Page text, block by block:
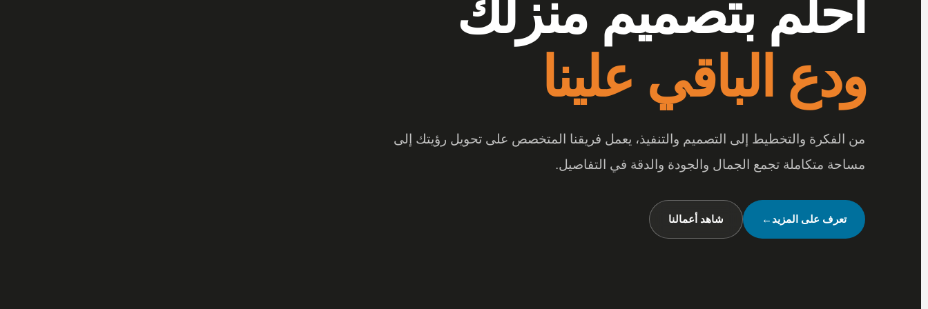
أرقى المفروشات
بتفاصيل تصنع الفرق
عندما تجتمع أرقى المفروشات مع جودة الخامات والتصميم المبتكر، تتحول المساحة إلى تجربة
متكاملة تعكس شخصيتك وأسلوب حياتك.
شاهد تصميماتنا← تواصل معنا